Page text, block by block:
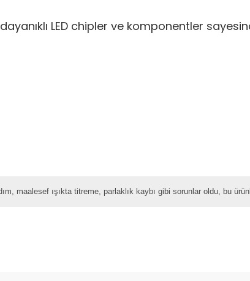
dayanıklı LED chipler ve komponentler
maalesef ışıkta titreme, parlaklık kaybı gibi sorunlar oldu, bu